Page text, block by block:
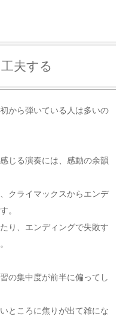
夫する
から弾いている人は多いの
じる演奏には、感動の余韻
クライマックスからエンデ
。
り、エンディングで失敗す
の集中度が前半に偏ってし
ところに焦りが出て雑にな